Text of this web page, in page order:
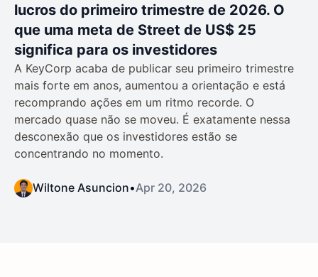
lucros do primeiro trimestre de 2026. O
que uma meta de Street de US$ 25
significa para os investidores
A KeyCorp acaba de publicar seu primeiro trimestre
mais forte em anos, aumentou a orientação e está
recomprando ações em um ritmo recorde. O
mercado quase não se moveu. É exatamente nessa
desconexão que os investidores estão se
concentrando no momento.
Wiltone Asuncion•Apr 20, 2026